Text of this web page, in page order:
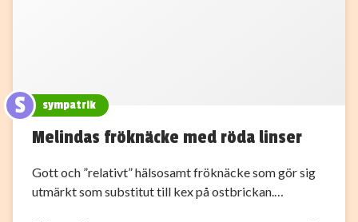
S sympatrik
Melindas fröknäcke med röda linser
Gott och ”relativt” hälsosamt fröknäcke som gör sig
utmärkt som substitut till kex på ostbrickan.…